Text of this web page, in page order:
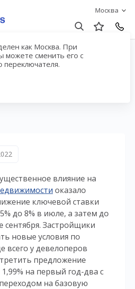
Москва
как Москва. При
можете сменить его с
квартал 2022
влияние на
оказало
ключевой ставки
до 8% в июле, а затем до
сентября. Застройщики
новые условия по
всего у девелоперов
предложение
1,99% на первый год-два с
на базовую